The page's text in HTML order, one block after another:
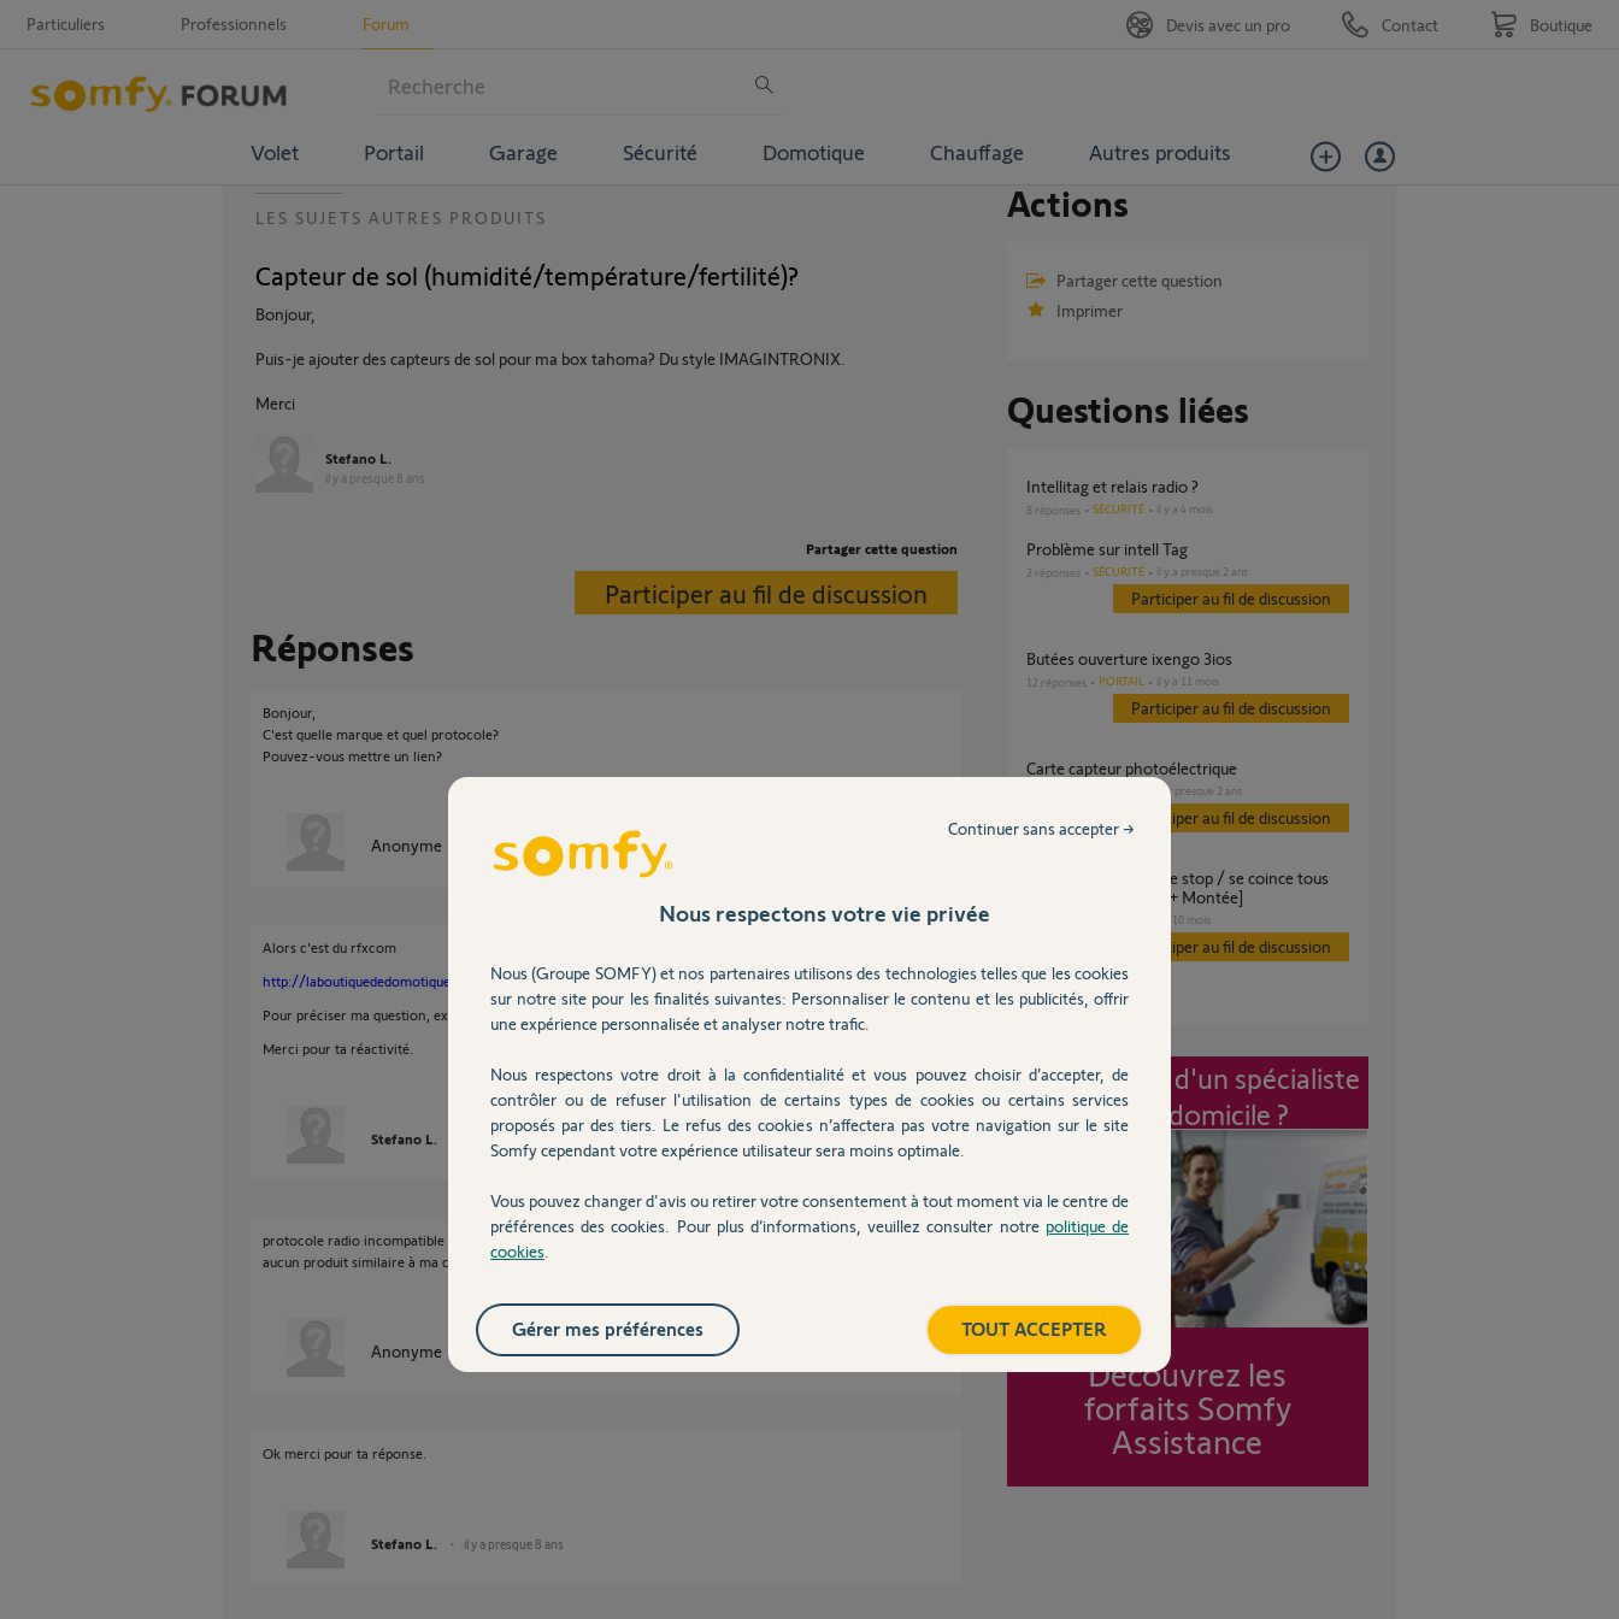
Particuliers Professionnels Forum
Volet Portail Garage Sécurité Domotique Chauffage Autres produits
Devis avec un pro Contact Boutique
LES SUJETS AUTRES PRODUITS
Capteur de sol (humidité/température/fertilité)?
Bonjour,
Puis-je ajouter des capteurs de sol pour ma box tahoma? Du style IMAGINTRONIX.
Merci
Stefano L.
il y a presque 8 ans
Partager cette question
Participer au fil de discussion
Réponses
Bonjour,
C'est quelle marque et quel protocole?
Pouvez-vous mettre un lien?
Anonyme il y a presque 8 ans
Alors c'est du rfxcom
http://laboutiquededomotique.com/capteurs-de-domotique/26...
Pour préciser ma question, existe-t-il un équivalent Z-Wave ou bien Somfy pourquoi pas.
Merci pour ta réactivité.
Stefano L. il y a presque 8 ans
protocole radio incompatible tahoma.
aucun produit similaire à ma connaissance.
Anonyme il y a presque 8 ans
Ok merci pour ta réponse.
Stefano L. il y a presque 8 ans
Actions
Partager cette question
Imprimer
Questions liées
Intellitag et relais radio ?
8 réponses SÉCURITÉ il y a 4 mois
Problème sur intell Tag
2 réponses SÉCURITÉ il y a presque 2 ans
Participer au fil de discussion
butées ouverture ixengo 3ios
12 réponses PORTAIL il y a 11 mois
Participer au fil de discussion
Carte capteur photoélectrique
il y a presque 2 ans
Participer au fil de discussion
les 20 cm [Descente + Montée]
il y a 10 mois
Participer au fil de discussion
Intervention d'un spécialiste
à mon domicile ?
Découvrez les
forfaits Somfy
Assistance
Nous respectons votre vie privée
Nous (Groupe SOMFY) et nos partenaires utilisons des technologies telles que les cookies
sur notre site pour les finalités suivantes: Personnaliser le contenu et les publicités, offrir
une expérience personnalisée et analyser notre trafic.
Nous respectons votre droit à la confidentialité et vous pouvez choisir d’accepter, de
contrôler ou de refuser l'utilisation de certains types de cookies ou certains services
proposés par des tiers. Le refus des cookies n’affectera pas votre navigation sur le site
Somfy cependant votre expérience utilisateur sera moins optimale.
Vous pouvez changer d'avis ou retirer votre consentement à tout moment via le centre de
préférences des cookies. Pour plus d’informations, veuillez consulter notre politique de
cookies
Continuer sans accepter →
TOUT ACCEPTER
Gérer mes préférences